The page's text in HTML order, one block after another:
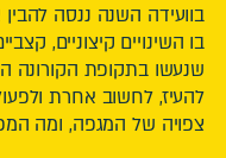
בוועידה השנה ננסה להבין
בו השינויים קיצוניים,
להעיז, לחשוב אחרת
צפויה של המגפה, ומה